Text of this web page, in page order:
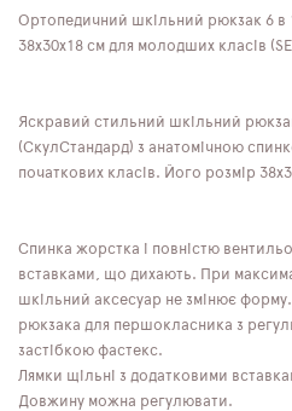
Ортопедичний шкільний рюкзак 6 в
38х30х18 см для молодших класів
Яскравий стильний шкільний
(СкулСтандард) з анатомічною
початкових класів. Його розмір
Спинка жорстка і повністю
вставками, що дихають. При
шкільний аксесуар не змінює
рюкзака для першокласника з
застібкою фастекс.
Лямки щільні з додатковими
Довжину можна регулювати.